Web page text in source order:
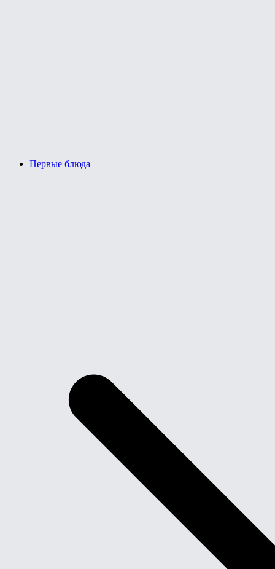
Первые блюда